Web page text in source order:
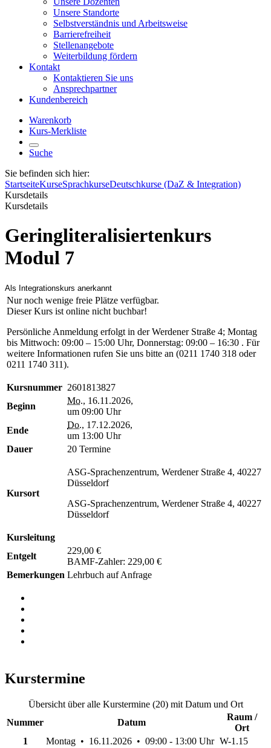
Unsere Standorte
Selbstverständnis und Arbeitsweise
Barrierefreiheit
Stellenangebote
Weiterbildung fördern
Kontakt
Kontaktieren Sie uns
Ansprechpartner
Kundenbereich
Warenkorb
Kurs-Merkliste
Suche
Sie befinden sich hier:
StartseiteKurseSprachkurseDeutschkurse (DaZ & Integration)
Kursdetails
Kursdetails
Geringliteralisiertenkurs
Modul 7
Als Integrationskurs anerkannt
Nur noch wenige freie Plätze verfügbar.
Dieser Kurs ist online nicht buchbar!
Persönliche Anmeldung erfolgt in der Werdener Straße 4; Montag
bis Mittwoch: 09:00 – 15:00 Uhr, Donnerstag: 09:00 – 16:30 . Für
weitere Informationen rufen Sie uns bitte an (0211 1740 318 oder
0211 1740 311).
Kursnummer 2601813827
Beginn
Mo., 16.11.2026,
um 09:00 Uhr
Ende
Do., 17.12.2026,
um 13:00 Uhr
Dauer
20 Termine
Kursort
ASG-Sprachenzentrum, Werdener Straße 4, 40227
Düsseldorf
ASG-Sprachenzentrum, Werdener Straße 4, 40227
Düsseldorf
Kursleitung
Entgelt
229,00 €
BAMF-Zahler: 229,00 €
Bemerkungen Lehrbuch auf Anfrage
Kurstermine
Übersicht über alle Kurstermine (20) mit Datum und Ort
Nummer
Datum
Raum /
Ort
1
Montag • 16.11.2026 • 09:00 - 13:00 Uhr W-1.15